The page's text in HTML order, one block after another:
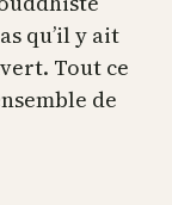
qu’il y ait
Tout ce
de